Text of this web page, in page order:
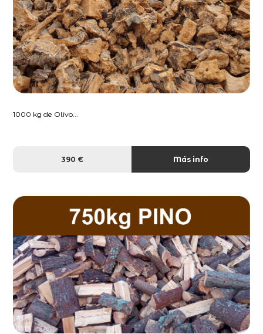
1000 kg de Olivo...
390 € Más info